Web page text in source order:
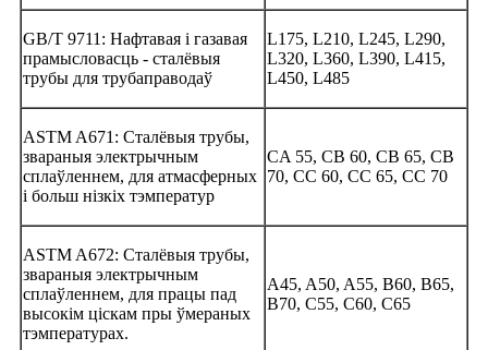
GB/T 9711: Нафтавая і газавая
прамысловасць - сталёвыя
трубы для трубаправодаў
L175, L210, L245, L290,
L320, L360, L390, L415,
L450, L485
ASTM A671: Сталёвыя трубы,
звараныя электрычным
сплаўленнем, для атмасферных
і больш нізкіх тэмператур
CA 55, CB 60, CB 65, CB
70, CC 60, CC 65, CC 70
ASTM A672: Сталёвыя трубы,
звараныя электрычным
сплаўленнем, для працы пад
высокім ціскам пры ўмераных
тэмпературах.
A45, A50, A55, B60, B65,
B70, C55, C60, C65